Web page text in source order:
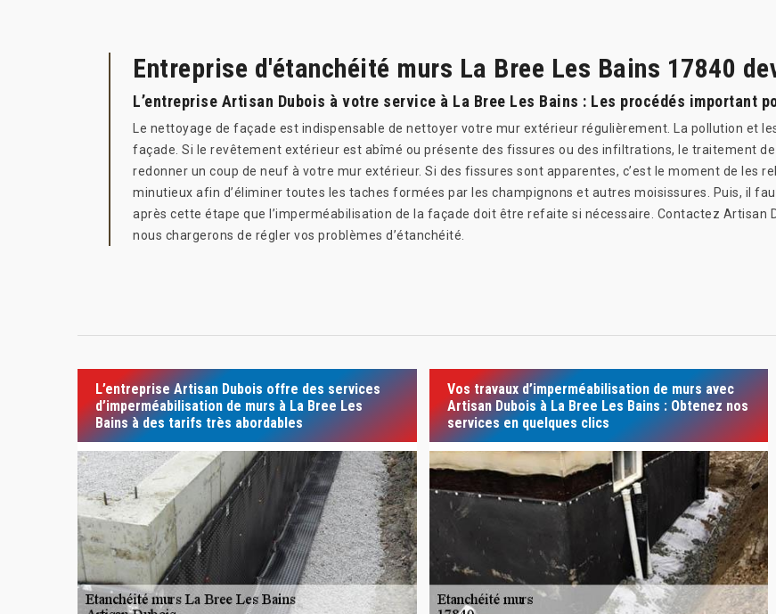
Entreprise d'étanchéité murs La Bree Les Bains 17840
L’entreprise Artisan Dubois à votre service à La Bree Les Bains : Les procédés important
Le nettoyage de façade est indispensable de nettoyer votre mur extérieur régulièrement. La pollution et
façade. Si le revêtement extérieur est abîmé ou présente des fissures ou des infiltrations, le traitement
redonner un coup de neuf à votre mur extérieur. Si des fissures sont apparentes, c’est le moment de les
minutieux afin d’éliminer toutes les taches formées par les champignons et autres moisissures. Puis, il
après cette étape que l’imperméabilisation de la façade doit être refaite si nécessaire. Contactez Artisan
nous chargerons de régler vos problèmes d’étanchéité.
L’entreprise Artisan Dubois offre des services
d’imperméabilisation de murs à La Bree Les
Bains à des tarifs très abordables
Vos travaux d’imperméabilisation de murs avec
Artisan Dubois à La Bree Les Bains : Obtenez nos
services en quelques clics